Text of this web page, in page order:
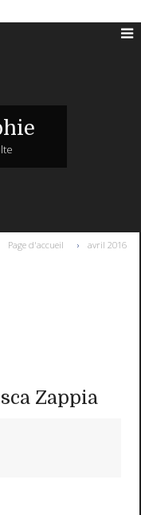
Page d'accueil avril 2016
Zappia